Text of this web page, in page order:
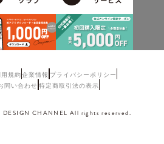
用規約企業情報 プライバシーポリシー
問い合わせ 特定商取引法の表示
DESIGN CHANNEL All rights reserved.